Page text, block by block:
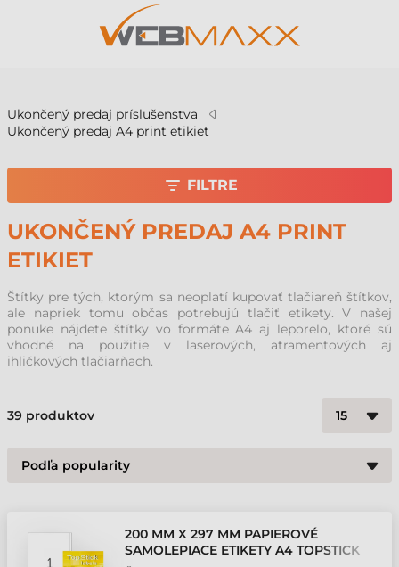
Ukončený predaj príslušenstva
Ukončený predaj A4 print etikiet
UKONČENÝ PREDAJ A4 PRINT
ETIKIET
Štítky pre tých, ktorým sa neoplatí kupovať tlačiareň štítkov,
ale napriek tomu občas potrebujú tlačiť etikety. V našej
ponuke nájdete štítky vo formáte A4 aj leporelo, ktoré sú
vhodné na použitie v laserových, atramentových aj
ihličkových tlačiarňach.
39 produktov
200 MM X 297 MM PAPIEROVÉ
SAMOLEPIACE ETIKETY A4 TOPSTICK
FILTRE